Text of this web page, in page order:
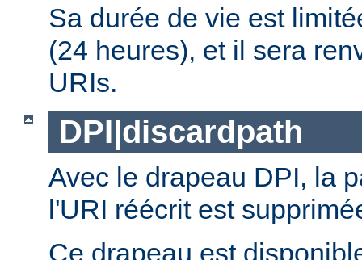
Sa durée de vie est
(24 heures), et il sera
URIs.
DPI|discardpath
Avec le drapeau DPI, la
l'URI réécrit est
Ce drapeau est